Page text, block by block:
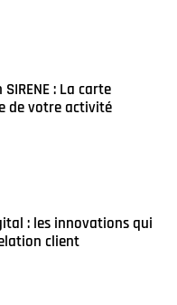
: La carte
de votre activité
: les innovations qui
client